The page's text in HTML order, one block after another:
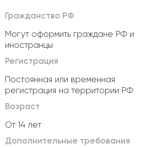
Гражданство РФ
Могут оформить граждане РФ и
иностранцы
Регистрация
Постоянная или временная
регистрация на территории РФ
Возраст
От 14 лет
Дополнительные требования